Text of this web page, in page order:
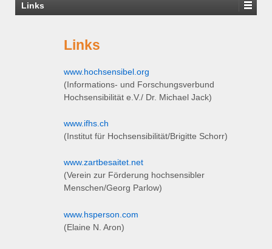
Links
Links
www.hochsensibel.org
(Informations- und Forschungsverbund
Hochsensibilität e.V./ Dr. Michael Jack)
www.ifhs.ch
(Institut für Hochsensibilität/Brigitte Schorr)
www.zartbesaitet.net
(Verein zur Förderung hochsensibler
Menschen/Georg Parlow)
www.hsperson.com
(Elaine N. Aron)